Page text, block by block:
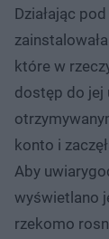
Działając
które w
dostęp do jej
konto i
Aby
wyświetlano
rzekomo